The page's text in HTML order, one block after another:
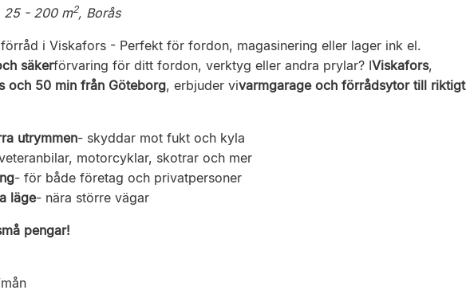
25 - 200 m2, Borås
i Viskafors - Perfekt för fordon, magasinering eller lager ink el.
säkerförvaring för ditt fordon, verktyg eller andra prylar? IViskafors,
och 50 min från Göteborg, erbjuder vivarmgarage och förrådsytor till riktigt
utrymmen- skyddar mot fukt och kyla
motorcyklar, skotrar och mer
- för både företag och privatpersoner
läge- nära större vägar
pengar!